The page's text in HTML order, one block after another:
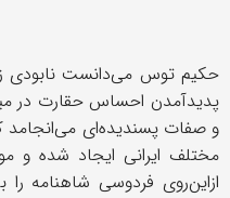
حکیم توس می‌دانست نابودی
پدیدآمدن احساس حقارت در
و صفات پسندیده‌ای می‌انجامد
مختلف ایرانی ایجاد شده و
ازاینروی فردوسی شاهنامه را